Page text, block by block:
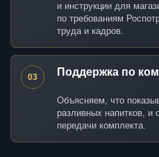
и инструкции для
по требованиям
труда и кадров.
03 Поддержка по
Объясняем, что
разливных напитков, и
передачи комплекта.